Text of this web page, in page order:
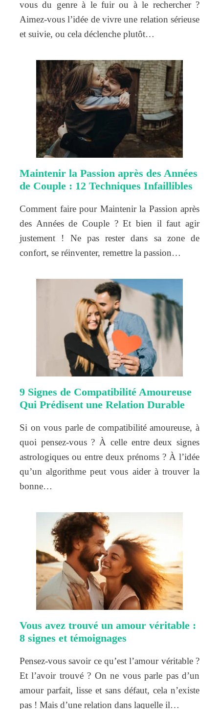
vous du genre à le fuir ou à le rechercher ?
Aimez-vous l’idée de vivre une relation sérieuse
et suivie, ou cela déclenche plutôt…
Maintenir la Passion après des Années
de Couple : 12 Techniques Infaillibles
Comment faire pour Maintenir la Passion après
des Années de Couple ? Et bien il faut agir
justement ! Ne pas rester dans sa zone de
confort, se réinventer, remettre la passion…
9 Signes de Compatibilité Amoureuse
Qui Prédisent une Relation Durable
Si on vous parle de compatibilité amoureuse, à
quoi pensez-vous ? À celle entre deux signes
astrologiques ou entre deux prénoms ? À l’idée
qu’un algorithme peut vous aider à trouver la
bonne…
Vous avez trouvé un amour véritable :
8 signes et témoignages
Pensez-vous savoir ce qu’est l’amour véritable ?
Et l’avoir trouvé ? On ne vous parle pas d’un
amour parfait, lisse et sans défaut, cela n’existe
pas ! Mais d’une relation dans laquelle il…